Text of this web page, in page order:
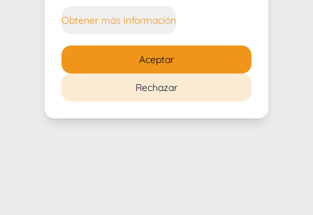
Obtener más información
Rechazar
Aceptar